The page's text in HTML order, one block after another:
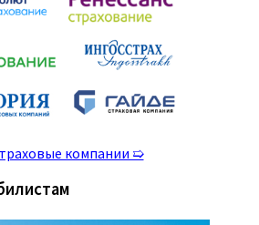
компании ➯